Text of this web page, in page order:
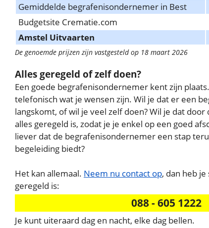
Gemiddelde begrafenisondernemer in Best
Budgetsite Crematie.com
Amstel Uitvaarten
De genoemde prijzen zijn vastgesteld op 18 maart 2026
Alles geregeld of zelf doen?
Een goede begrafenisondernemer kent zijn
telefonisch wat je wensen zijn. Wil je dat er een
langskomt, of wil je veel zelf doen? Wil je dat
alles geregeld is, zodat je je enkel op een goed
liever dat de begrafenisondernemer een stap
begeleiding biedt?
Het kan allemaal. Neem nu contact op, dan heb
geregeld is:
088 - 605 1222
Je kunt uiteraard dag en nacht, elke dag bellen.